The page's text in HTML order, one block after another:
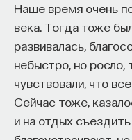
Наше время очень
века. Тогда тоже
развивалась,
небыстро, но росло,
чувствовали, что
Сейчас тоже,
и на отдых
Максутов
беседует с
зачем университет
высшее образование
подготовке под
Они обсуждают, как
собственное